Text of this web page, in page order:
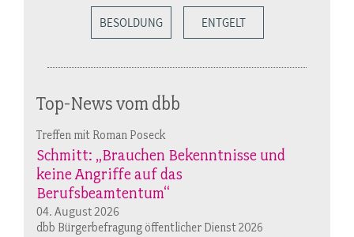
BESOLDUNG ENTGELT
Top-News vom dbb
Treffen mit Roman Poseck
Schmitt: „Brauchen Bekenntnisse und
keine Angriffe auf das
Berufsbeamtentum“
04. August 2026
dbb Bürgerbefragung öffentlicher Dienst 2026